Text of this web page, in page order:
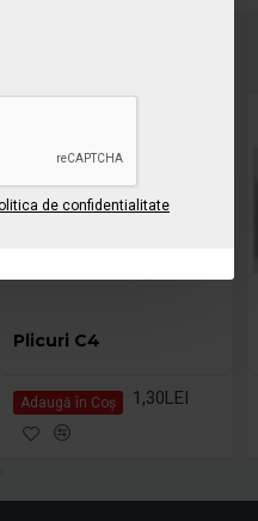
de confidentialitate
Plicuri C4
Adaugă în Coş 1,30LEI